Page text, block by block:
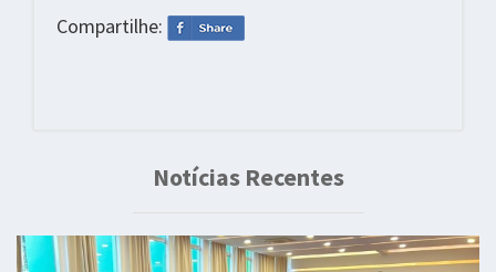
Compartilhe:
Notícias Recentes